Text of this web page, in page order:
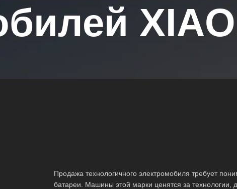
Продажа технологичного электромобиля требует
батареи. Машины этой марки ценятся за технологии,